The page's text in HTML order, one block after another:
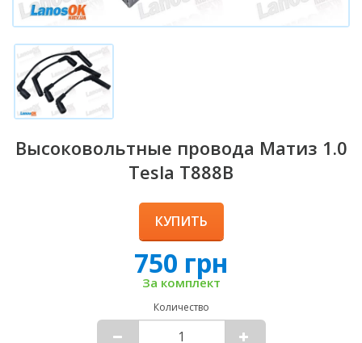
Высоковольтные провода Матиз 1.0
Tesla T888B
КУПИТЬ
750 грн
За комплект
Количество